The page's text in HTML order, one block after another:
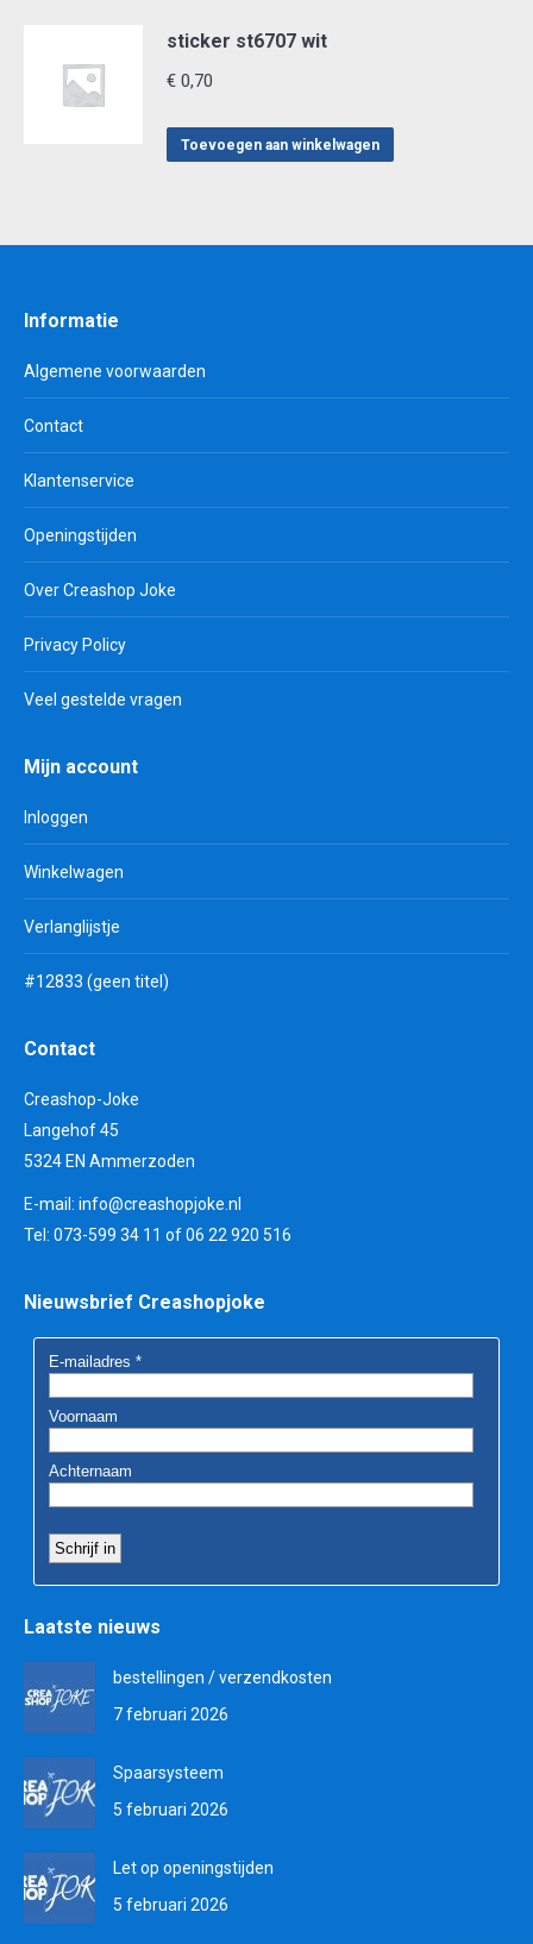
sticker st6707 wit
€ 0,70
Toevoegen aan winkelwagen
Informatie
Algemene voorwaarden
Contact
Klantenservice
Openingstijden
Over Creashop Joke
Privacy Policy
Veel gestelde vragen
Mijn account
Inloggen
Winkelwagen
Verlanglijstje
#12833 (geen titel)
Contact
Creashop-Joke
Langehof 45
5324 EN Ammerzoden
E-mail: info@creashopjoke.nl
Tel: 073-599 34 11 of 06 22 920 516
Nieuwsbrief Creashopjoke
Laatste nieuws
bestellingen / verzendkosten
7 februari 2026
Spaarsysteem
5 februari 2026
Let op openingstijden
5 februari 2026